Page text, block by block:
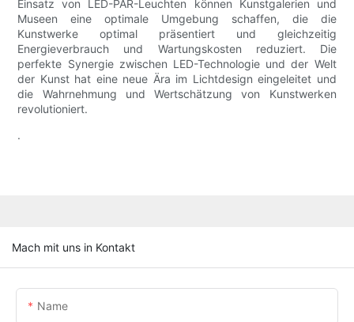
Einsatz von LED-PAR-Leuchten können Kunstgalerien und
Museen eine optimale Umgebung schaffen, die die
Kunstwerke optimal präsentiert und gleichzeitig
Energieverbrauch und Wartungskosten reduziert. Die
perfekte Synergie zwischen LED-Technologie und der Welt
der Kunst hat eine neue Ära im Lichtdesign eingeleitet und
die Wahrnehmung und Wertschätzung von Kunstwerken
revolutioniert.
.
Mach mit uns in Kontakt
Name